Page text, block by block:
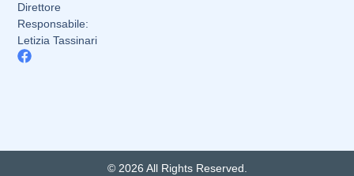
Direttore
Responsabile:
Letizia Tassinari
© 2026 All Rights Reserved.